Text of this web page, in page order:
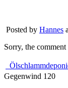
Posted by Hannes
Sorry, the
Gegenwind 120